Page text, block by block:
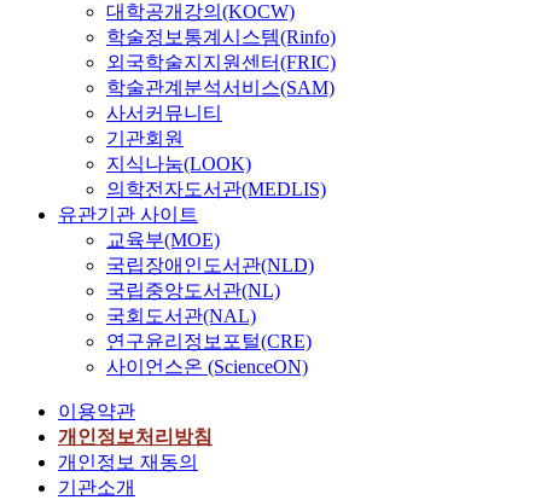
대학공개강의(KOCW)
학술정보통계시스템(Rinfo)
외국학술지지원센터(FRIC)
학술관계분석서비스(SAM)
사서커뮤니티
기관회원
지식나눔(LOOK)
의학전자도서관(MEDLIS)
유관기관 사이트
교육부(MOE)
국립장애인도서관(NLD)
국립중앙도서관(NL)
국회도서관(NAL)
연구윤리정보포털(CRE)
사이언스온 (ScienceON)
이용약관
개인정보처리방침
개인정보 재동의
기관소개